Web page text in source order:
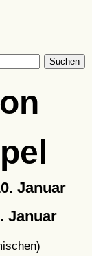
Suchen
Januar
Januar